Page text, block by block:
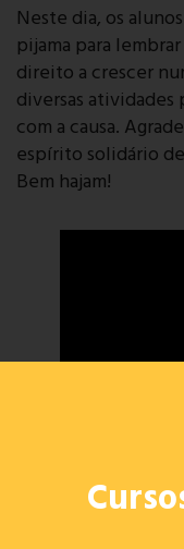
Neste dia, os
pijama para
direito a crescer
diversas atividades
com a causa.
espírito solidário
Bem hajam!